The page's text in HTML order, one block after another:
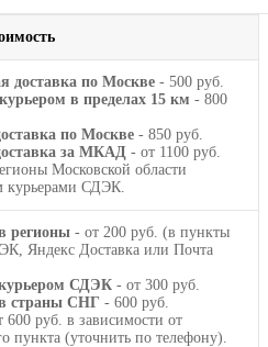
доставка по Москве - 500 руб.
в пределах 15 км - 800
по Москве - 850 руб.
за МКАД - от 1100 руб.
Московской области
курьерами СДЭК.
регионы - от 200 руб. (в пункты
Яндекс Доставка или Почта
СДЭК - от 300 руб.
страны СНГ - 600 руб.
600 руб. в зависимости от
пункта (уточнить по телефону).